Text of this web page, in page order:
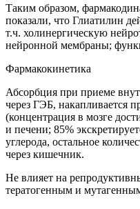
Таким образом,
показали, что Глиатилин
т.ч. холинергическую
нейронной мембраны;
Фармакокинетика
Абсорбция при приеме
через ГЭБ, накапливается
(концентрация в мозге
и печени; 85%
углерода, остальное
через кишечник.
Не влияет на
тератогенным и